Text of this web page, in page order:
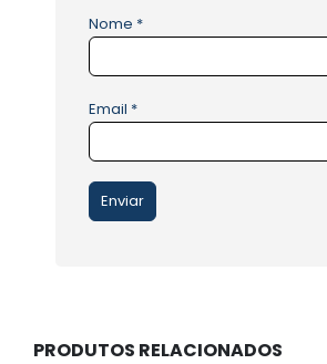
Nome *
Email *
PRODUTOS RELACIONADOS